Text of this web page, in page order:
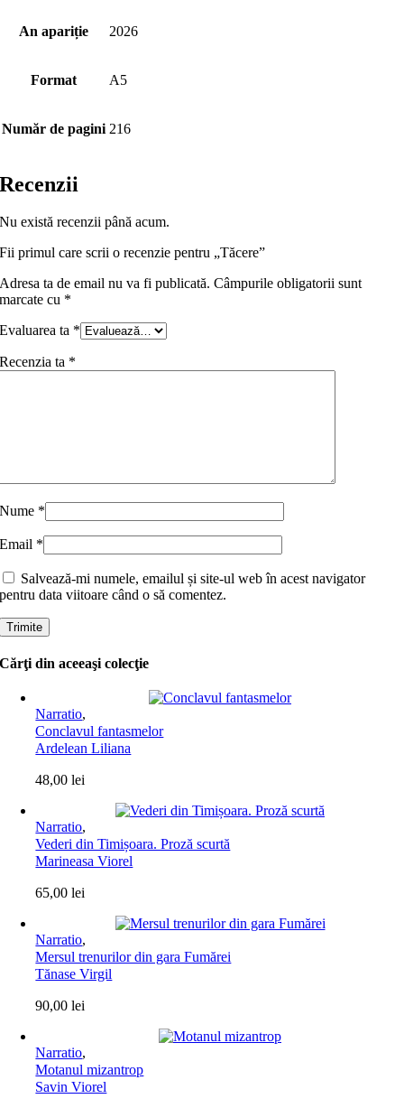
An apariție 2026
Format A5
Număr de pagini 216
Recenzii
Nu există recenzii până acum.
Fii primul care scrii o recenzie pentru „Tăcere”
Adresa ta de email nu va fi publicată. Câmpurile obligatorii sunt
marcate cu *
Evaluarea ta *
Recenzia ta *
Nume *
Email *
Salvează-mi numele, emailul și site-ul web în acest navigator
pentru data viitoare când o să comentez.
Cărţi din aceeaşi colecţie
Narratio,
Conclavul fantasmelor
Ardelean Liliana
48,00lei
Narratio,
Vederi din Timișoara. Proză scurtă
Marineasa Viorel
65,00lei
Narratio,
Mersul trenurilor din gara Fumărei
Tănase Virgil
90,00lei
Narratio,
Motanul mizantrop
Savin Viorel